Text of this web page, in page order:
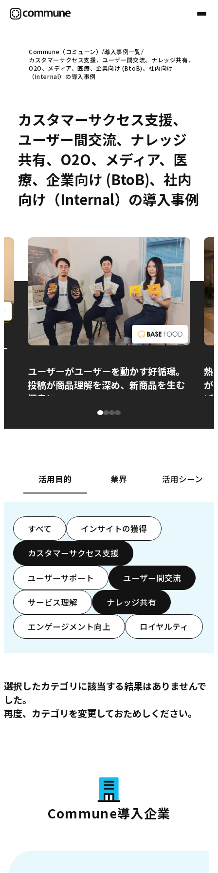
Communeについて
事例
セミナー
お役立ち情報
お問い合わせ
Commune（コミューン）
導入事例一覧
カスタマーサクセス支援、ユーザー間交流、ナレッジ共有、
O2O、メディア、医療、企業向け (BtoB)、社内向け
（Internal）の導入事例
カスタマーサクセス支援、
ユーザー間交流、ナレッジ
共有、O2O、メディア、医
療、企業向け (BtoB)、社内
向け（Internal）の導入事例
ユーザーがユーザーを動かす好循環。
投稿が商品理解を深め、新商品を生む
源泉に
熱
が
ぱ
活用目的 業界 活用シーン
すべて インサイトの獲得
カスタマーサクセス支援
ユーザーサポート ユーザー間交流
サービス理解 ナレッジ共有
エンゲージメント向上 ロイヤルティ
選択したカテゴリに該当する結果はありませんで
した。
再度、カテゴリを変更しておためしください。
Commune導入企業